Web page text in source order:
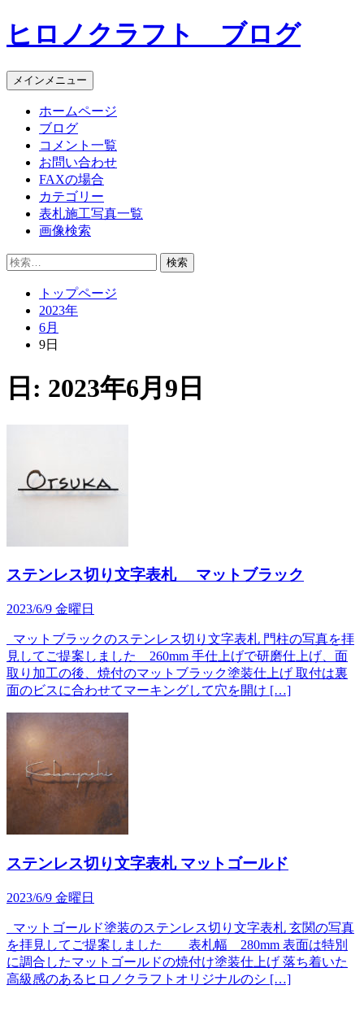
コ
ン
ン
ツ
ヒロノクラフト ブログ
メインメニュー
ホームページ
ブログ
コメント一覧
お問い合わせ
FAXの場合
カテゴリー
表札施工写真一覧
画像検索
検
トップページ
2023年
6月
9日
日: 2023年6月9日
ステンレス切り文字表札 マットブラック
2023/6/9 金曜日
マットブラックのステンレス切り文字表札 門柱の写真を拝
見してご提案しました 260mm 手仕上げで研磨仕上げ、面
取り加工の後、焼付のマットブラック塗装仕上げ 取付は裏
面のビスに合わせてマーキングして穴を開け […]
ステンレス切り文字表札 マットゴールド
2023/6/9 金曜日
マットゴールド塗装のステンレス切り文字表札 玄関の写真
を拝見してご提案しました 表札幅 280mm 表面は特別
に調合したマットゴールドの焼付け塗装仕上げ 落ち着いた
高級感のあるヒロノクラフトオリジナルのシ […]